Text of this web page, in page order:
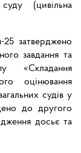
суду (цивільна
затверджено
завдання та
«Складання
оцінювання
судів у
до другого
досьє та